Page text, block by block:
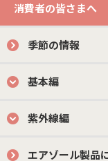
消費者の皆さまへ
季節の情報
基本編
紫外線編
エアゾール製品